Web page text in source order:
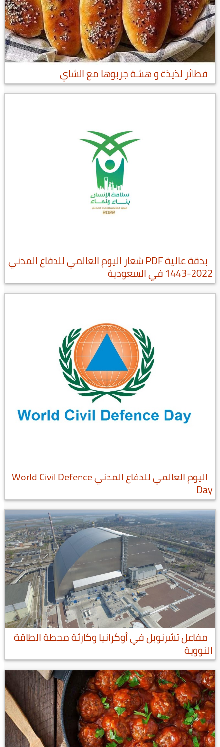
فطائر لذيذة و هشة جربوها مع الشاي
بدقة عالية PDF شعار اليوم العالمي للدفاع المدني
2022-1443 في السعودية
اليوم العالمي للدفاع المدني World Civil Defence
Day
مفاعل تشرنوبل في أوكرانيا وكارثة محطة الطاقة
النووية